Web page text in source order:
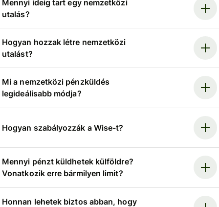
Mennyi ideig tart egy nemzetközi
utalás?
Hogyan hozzak létre nemzetközi
utalást?
Mi a nemzetközi pénzküldés
legideálisabb módja?
Hogyan szabályozzák a Wise-t?
Mennyi pénzt küldhetek külföldre?
Vonatkozik erre bármilyen limit?
Honnan lehetek biztos abban, hogy